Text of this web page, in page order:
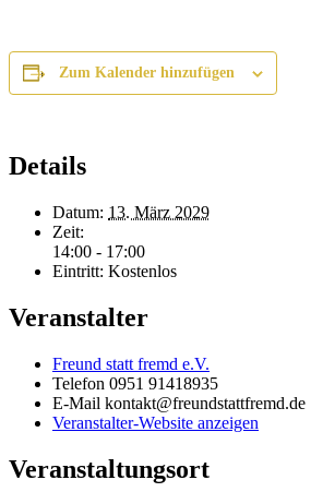
Zum Kalender hinzufügen
Details
Datum: 13. März 2029
Zeit:
14:00 - 17:00
Eintritt: Kostenlos
Veranstalter
Freund statt fremd e.V.
Telefon 0951 91418935
E-Mail kontakt@freundstattfremd.de
Veranstalter-Website anzeigen
Veranstaltungsort